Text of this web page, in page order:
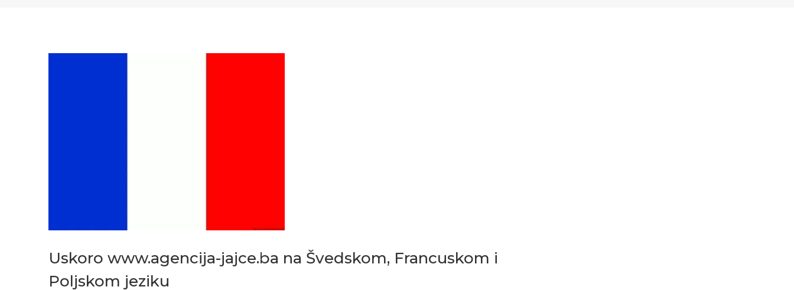
Uskoro www.agencija-jajce.ba na Švedskom, Francuskom i
Poljskom jeziku